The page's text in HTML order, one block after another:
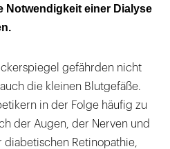
Fuß entgegenwirken
Notwendigkeit einer Dialyse
gefährden nicht
die kleinen Blutgefäße.
in der Folge häufig zu
der Augen, der Nerven und
Retinopathie,